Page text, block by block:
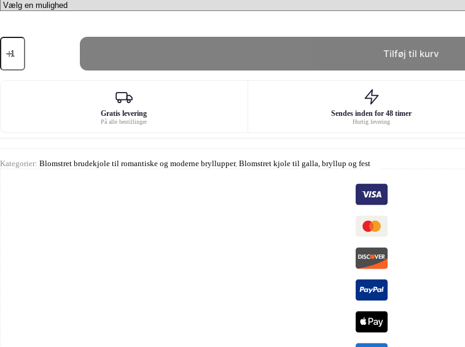
Lang
blomstret
antal
Tilføj til kurv
Gratis levering
På alle bestillinger
Sendes inden for 48 timer
Hurtig levering
Kategorier: Blomstret brudekjole til romantiske og moderne bryllupper, Blomstret kjole til galla, bryllup og fest